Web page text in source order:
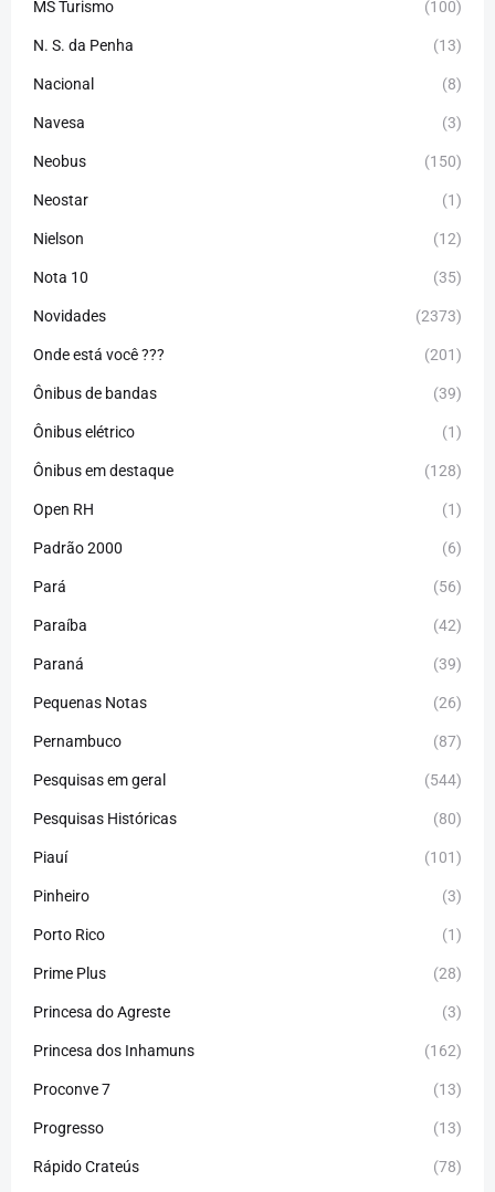
MS Turismo (100)
N. S. da Penha (13)
Nacional (8)
Navesa (3)
Neobus (150)
Neostar (1)
Nielson (12)
Nota 10 (35)
Novidades (2373)
Onde está você ??? (201)
Ônibus de bandas (39)
Ônibus elétrico (1)
Ônibus em destaque (128)
Open RH (1)
Padrão 2000 (6)
Pará (56)
Paraíba (42)
Paraná (39)
Pequenas Notas (26)
Pernambuco (87)
Pesquisas em geral (544)
Pesquisas Históricas (80)
Piauí (101)
Pinheiro (3)
Porto Rico (1)
Prime Plus (28)
Princesa do Agreste (3)
Princesa dos Inhamuns (162)
Proconve 7 (13)
Progresso (13)
Rápido Crateús (78)